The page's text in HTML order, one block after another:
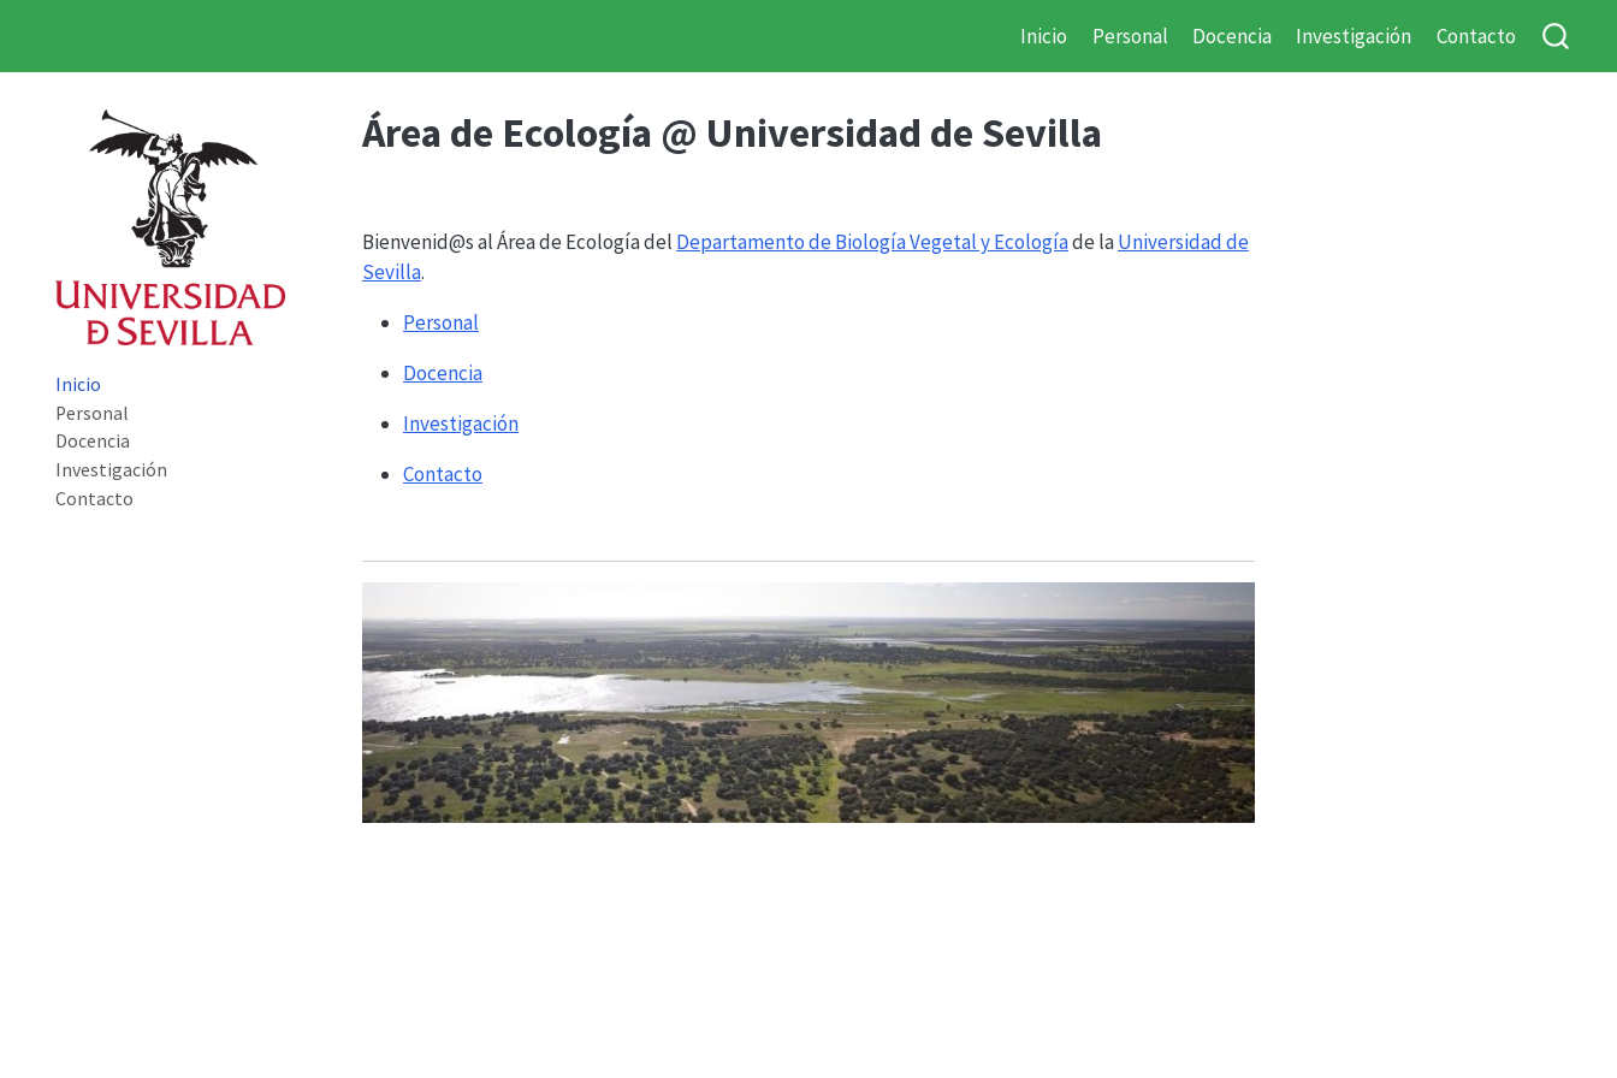
Inicio Personal Docencia Investigación Contacto
Inicio
Personal
Docencia
Investigación
Contacto
Área de Ecología @ Universidad de Sevilla
Bienvenid@s al Área de Ecología del Departamento de Biología Vegetal y Ecologíade laUniversidad de
Sevilla.
Personal
Docencia
Investigación
Contacto